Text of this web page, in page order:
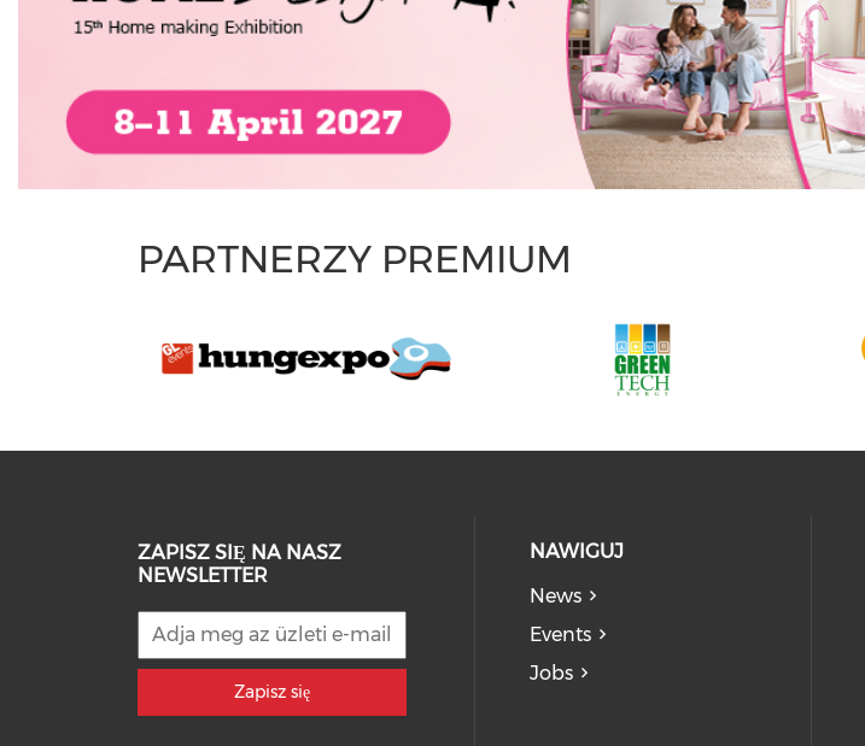
PARTNERZY PREMIUM
ZAPISZ SIĘ NA NASZ
NEWSLETTER
Zapisz się
NAWIGUJ
News
Events
Jobs